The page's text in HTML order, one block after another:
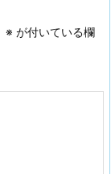
※ が付いている欄